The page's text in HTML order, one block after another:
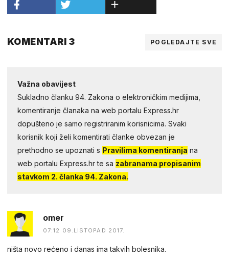
KOMENTARI 3 POGLEDAJTE SVE
Važna obavijest
Sukladno članku 94. Zakona o elektroničkim medijima,
komentiranje članaka na web portalu Express.hr
dopušteno je samo registriranim korisnicima. Svaki
korisnik koji želi komentirati članke obvezan je
prethodno se upoznati s Pravilima komentiranja na
web portalu Express.hr te sa zabranama propisanim
stavkom 2. članka 94. Zakona.
omer
07:12 09.LISTOPAD 2017.
ništa novo rećeno i danas ima takvih bolesnika.